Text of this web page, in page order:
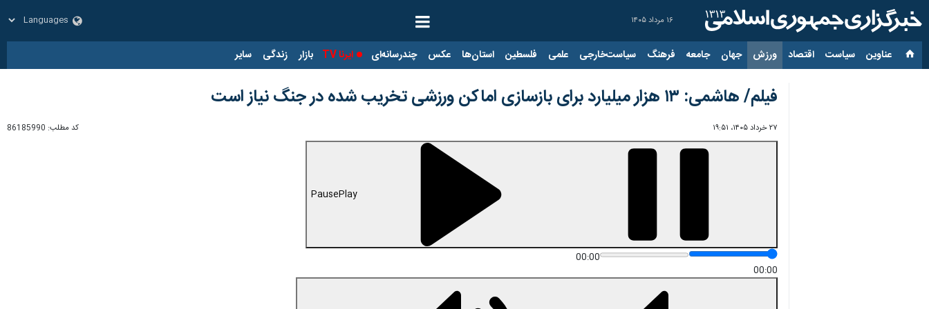
۱۶ مرداد ۱۴۰۵
عناوین‌ سیاست اقتصاد ورزش جهان جامعه فرهنگ سیاست‌خارجی علمی فلسطین استان‌ها عکس چندرسانه‌ای ایرنا TV بازار زندگی سایر
فیلم/ هاشمی: ۱۳ هزار میلیارد برای بازسازی اماکن ورزشی تخریب شده در جنگ نیاز است
۲۷ خرداد ۱۴۰۵، ۱۹:۵۱ کد مطلب: 86185990
PausePlay
00:00
00:00